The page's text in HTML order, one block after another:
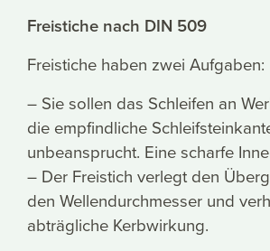
Freistiche nach DIN 509
Freistiche haben zwei Aufgaben:
– Sie sollen das Schleifen an
die empfindliche
unbeansprucht. Eine scharfe
– Der Freistich verlegt den
den Wellendurchmesser und
abträgliche Kerbwirkung.